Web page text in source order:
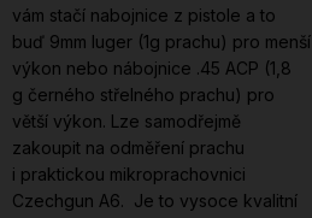
vám stačí nabojnice z pistole a to
buď 9mm luger (1g prachu) pro menší
výkon nebo nábojnice .45 ACP (1,8
g černého střelného prachu) pro
větší výkon. Lze samodřejmě
zakoupit na odměření prachu
i praktickou mikroprachovnici
Czechgun A6. Je to vysoce kvalitní